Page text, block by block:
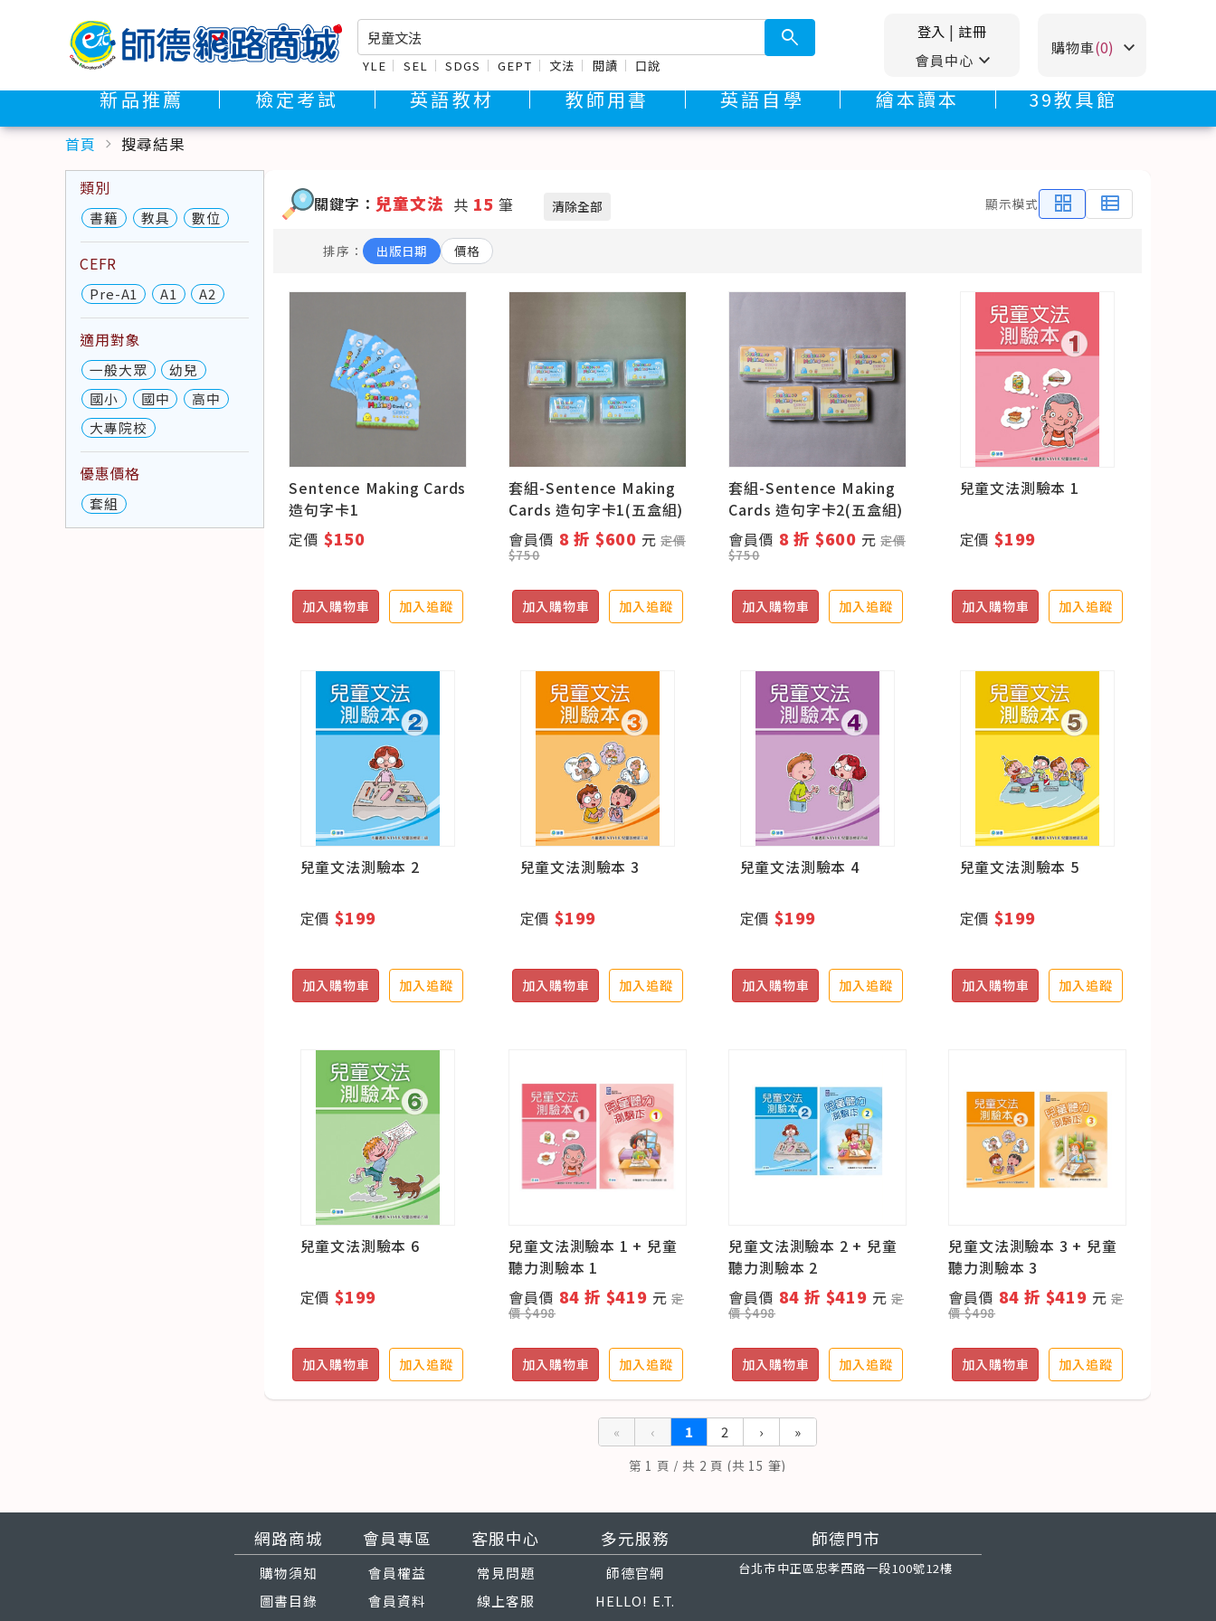
search
YLE SEL SDGS GEPT 文法 閱讀 口說
登入 | 註冊
會員中心 stat_minus_1
購物車(0) stat_minus_1
新品推薦 檢定考試 英語教材 教師用書 英語自學 繪本讀本 39教具館
首頁 chevron_right 搜尋結果
類別
書籍 教具 數位
CEFR
Pre-A1 A1 A2
適用對象
一般大眾
幼兒
國小
國中
高中
大專院校
優惠價格
套組
關鍵字： 兒童文法 清除全部
共 15 筆 顯示模式 grid_view view_list
排序： 出版日期 價格
Sentence Making Cards
造句字卡1
定價 $150
加入購物車 加入追蹤
套組-Sentence Making
Cards 造句字卡1(五盒組)
會員價 8 折 $600 元定價
$750
加入購物車 加入追蹤
套組-Sentence Making
Cards 造句字卡2(五盒組)
會員價 8 折 $600 元定價
$750
加入購物車 加入追蹤
兒童文法測驗本 1
定價$199
加入購物車 加入追蹤
兒童文法測驗本 2
定價$199
加入購物車 加入追蹤
兒童文法測驗本 3
定價$199
加入購物車 加入追蹤
兒童文法測驗本 4
定價$199
加入購物車 加入追蹤
兒童文法測驗本 5
定價$199
加入購物車 加入追蹤
兒童文法測驗本 6
定價$199
加入購物車 加入追蹤
兒童文法測驗本 1 + 兒童
聽力測驗本 1
會員價 84 折 $419 元定
價 $498
加入購物車 加入追蹤
兒童文法測驗本 2 + 兒童
聽力測驗本 2
會員價 84 折 $419 元定
價 $498
加入購物車 加入追蹤
兒童文法測驗本 3 + 兒童
聽力測驗本 3
會員價 84 折 $419 元定
價 $498
加入購物車 加入追蹤
« ‹ 1 2 › »
第 1 頁 / 共 2 頁 (共 15 筆)
網路商城
購物須知
圖書目錄
會員專區
會員權益
會員資料
客服中心
常見問題
線上客服
多元服務
師德官網
HELLO! E.T.
師德門市
台北市中正區忠孝西路一段100號12樓